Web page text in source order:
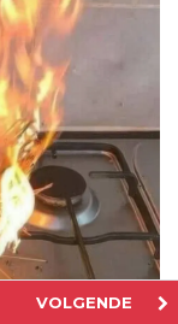
VOLGENDE